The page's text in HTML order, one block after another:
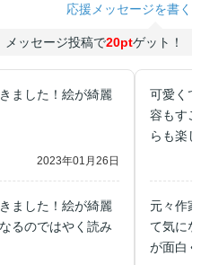
応援メッセージを書く
メッセージ投稿で20ptゲット！
ました！絵が綺麗
2023年01月26日
ました！絵が綺麗
るのではやく読み
可愛く
容もす
らも楽
元々作
て気に
が面白